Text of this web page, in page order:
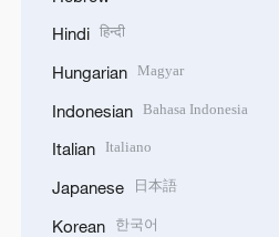
Hindi हिन्दी
Hungarian Magyar
Indonesian Bahasa Indonesia
Italian Italiano
Japanese 日本語
Korean 한국어